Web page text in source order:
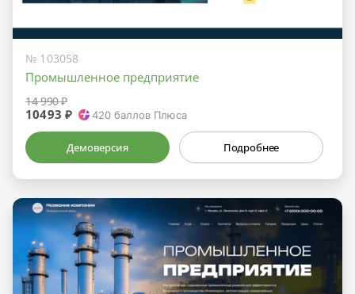
№ 103058
Промышленное предприятие
14 990 ₽
10493 ₽ 420 баллов Плюса
Демоверсия Подробнее